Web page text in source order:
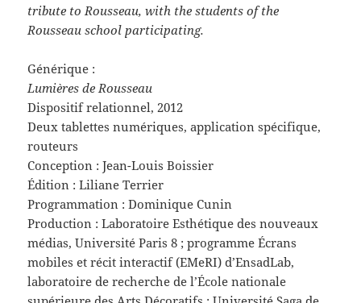
tribute to Rousseau, with the students of the
Rousseau school participating.
Générique :
Lumières de Rousseau
Dispositif relationnel, 2012
Deux tablettes numériques, application spécifique,
routeurs
Conception : Jean-Louis Boissier
Édition : Liliane Terrier
Programmation : Dominique Cunin
Production : Laboratoire Esthétique des nouveaux
médias, Université Paris 8 ; programme Écrans
mobiles et récit interactif (EMeRI) d’EnsadLab,
laboratoire de recherche de l’École nationale